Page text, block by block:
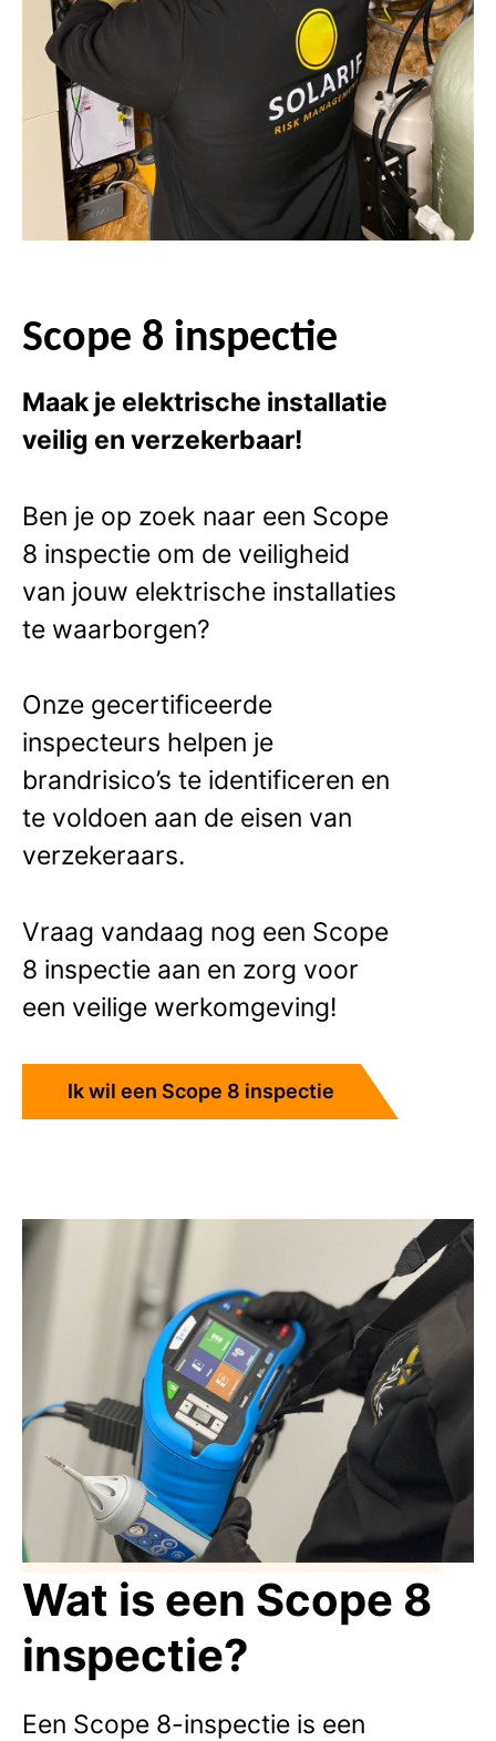
Scope 8 inspectie
Maak je elektrische installatie
veilig en verzekerbaar!
Ben je op zoek naar een Scope
8 inspectie om de veiligheid
van jouw elektrische installaties
te waarborgen?
Onze gecertificeerde
inspecteurs helpen je
brandrisico’s te identificeren en
te voldoen aan de eisen van
verzekeraars.
Vraag vandaag nog een Scope
8 inspectie aan en zorg voor
een veilige werkomgeving!
Ik wil een Scope 8 inspectie
Wat is een Scope 8
inspectie?
Een Scope 8-inspectie is een